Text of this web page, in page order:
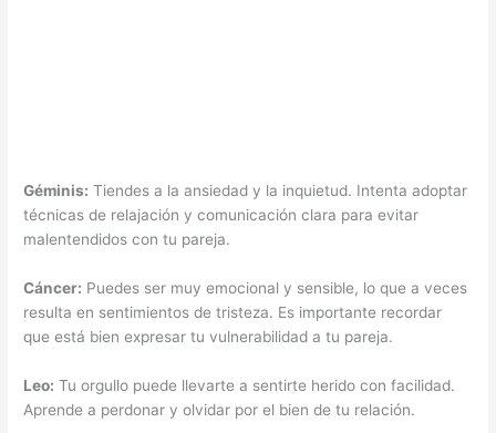
Géminis: Tiendes a la ansiedad y la inquietud. Intenta adoptar
técnicas de relajación y comunicación clara para evitar
malentendidos con tu pareja.
Cáncer: Puedes ser muy emocional y sensible, lo que a veces
resulta en sentimientos de tristeza. Es importante recordar
que está bien expresar tu vulnerabilidad a tu pareja.
Leo: Tu orgullo puede llevarte a sentirte herido con facilidad.
Aprende a perdonar y olvidar por el bien de tu relación.